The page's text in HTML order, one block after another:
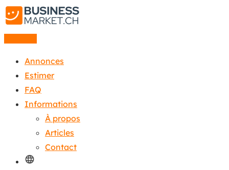
Annonces
Estimer
FAQ
Informations
À propos
Articles
Contact